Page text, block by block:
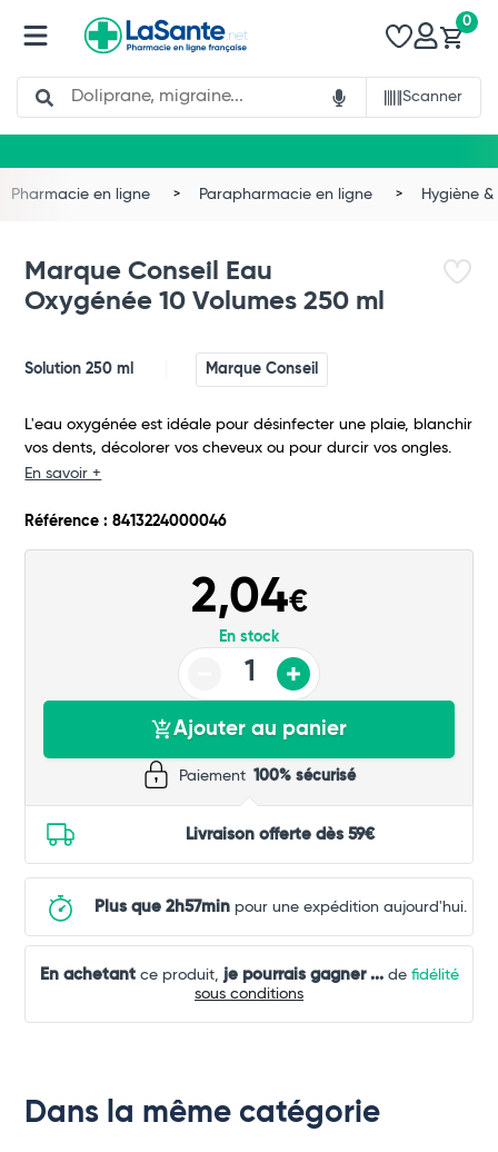
Search
Scanner
0
Commander
Pharmacie en ligne Parapharmacie en ligne Hygiène
Marque Conseil Eau
Oxygénée 10 Volumes 250 ml
Solution 250 ml Marque Conseil
L'eau oxygénée est idéale pour désinfecter une plaie, blanchir
vos dents, décolorer vos cheveux ou pour durcir vos ongles.
En savoir +
Référence : 8413224000046
2,04€
En stock
Ajouter au panier
Paiement 100% sécurisé
Livraison offerte dès 59€
Plus que 2h57minpour une expédition aujourd'hui.
En achetantce produit, je pourrais gagner ...de fidélité
sous conditions
Dans la même catégorie